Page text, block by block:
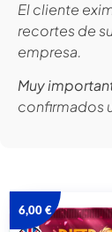
El cliente
recortes de
empresa.
Muy
confirmados
6,00€